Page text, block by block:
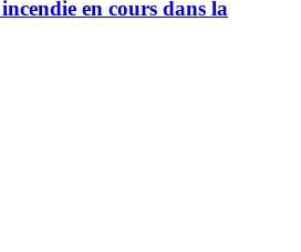
en cours dans la